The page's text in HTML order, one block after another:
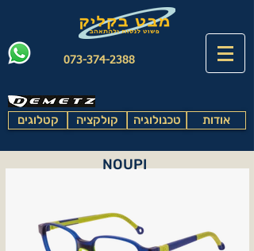
073-374-2388
קטלוגים קולקציה טכנולוגיה אודות
NOUPI